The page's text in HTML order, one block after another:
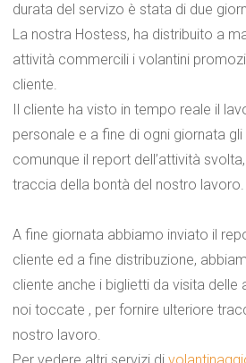
durata del servizo è stata di due
La nostra Hostess, ha distribuito a
attività commercili i volantini
cliente.
Il cliente ha visto in tempo reale il
personale e a fine di ogni giornata
comunque il report dell’attività
traccia della bontà del nostro lavoro.
A fine giornata abbiamo inviato il
cliente ed a fine distribuzione,
cliente anche i biglietti da visita
noi toccate , per fornire ulteriore
nostro lavoro.